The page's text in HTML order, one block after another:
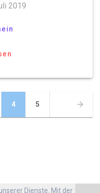
2019
Seite
4 Seite
5
Dienste. Mit der